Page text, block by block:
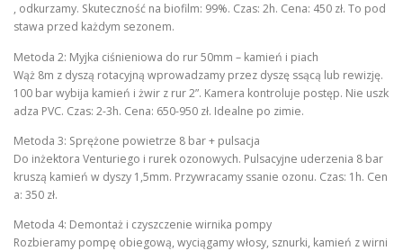
, odkurzamy. Skuteczność na biofilm: 99%. Czas: 2h. Cena: 450 zł. To pod
stawa przed każdym sezonem.
Metoda 2: Myjka ciśnieniowa do rur 50mm – kamień i piach
Wąż 8m z dyszą rotacyjną wprowadzamy przez dyszę ssącą lub rewizję.
100 bar wybija kamień i żwir z rur 2”. Kamera kontroluje postęp. Nie uszk
adza PVC. Czas: 2-3h. Cena: 650-950 zł. Idealne po zimie.
Metoda 3: Sprężone powietrze 8 bar + pulsacja
Do inżektora Venturiego i rurek ozonowych. Pulsacyjne uderzenia 8 bar
kruszą kamień w dyszy 1,5mm. Przywracamy ssanie ozonu. Czas: 1h. Cen
a: 350 zł.
Metoda 4: Demontaż i czyszczenie wirnika pompy
Rozbieramy pompę obiegową, wyciągamy włosy, sznurki, kamień z wirni